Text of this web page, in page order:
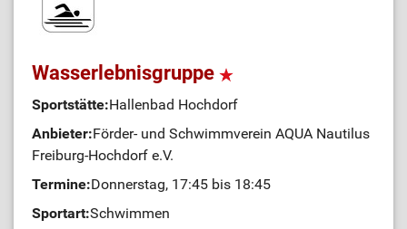
Wasserlebnisgruppe
Sportstätte:Hallenbad Hochdorf
Anbieter:Förder- und Schwimmverein AQUA Nautilus
Freiburg-Hochdorf e.V.
Termine:Donnerstag, 17:45 bis 18:45
Sportart:Schwimmen